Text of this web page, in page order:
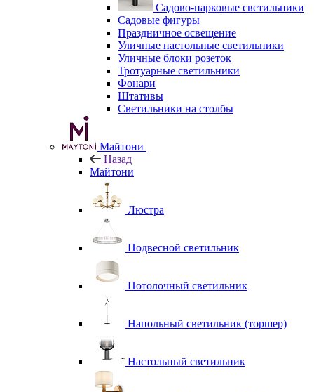
Садово-парковые светильники
Садовые фигуры
Праздничное освещение
Уличные настольные светильники
Уличные блоки розеток
Тротуарные светильники
Фонари
Штативы
Светильники на столбы
Майтони
Назад
Майтони
Люстра
Подвесной светильник
Потолочный светильник
Напольный светильник (торшер)
Настольный светильник